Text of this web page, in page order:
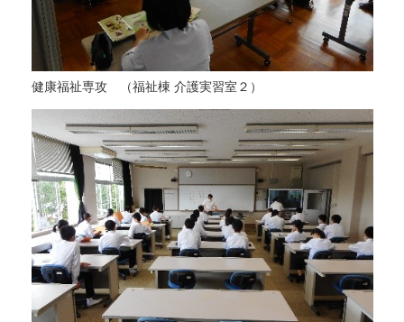
健康福祉専攻 （福祉棟 介護実習室２）